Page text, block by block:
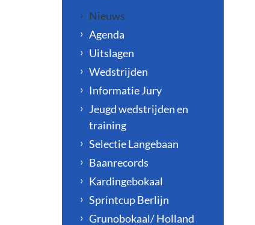
Nieuws
Agenda
Uitslagen
Wedstrijden
Informatie Jury
Jeugd wedstrijden en
training
Selectie Langebaan
Baanrecords
Kardingebokaal
Sprintcup Berlijn
Grunobokaal/ Holland